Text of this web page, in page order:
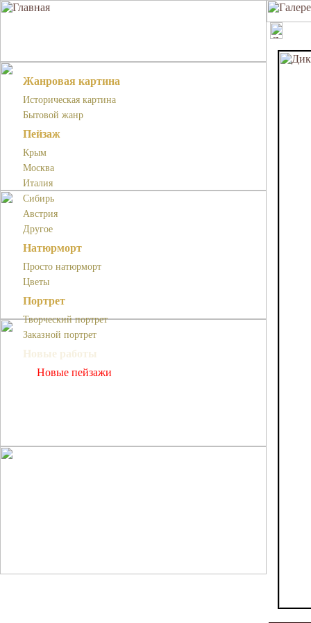
Жанровая картина
Историческая картина
Бытовой жанр
Пейзаж
Крым
Москва
Италия
Сибирь
Австрия
Другое
Натюрморт
Просто натюрморт
Цветы
Портрет
Творческий портрет
Заказной портрет
Новые работы
Новые пейзажи